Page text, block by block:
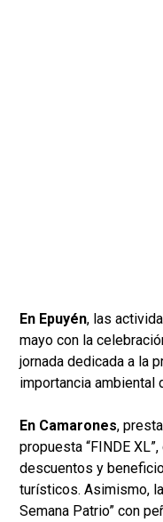
En Epuyén, las
mayo con la
jornada dedicada a la
importancia ambiental
En Camarones,
propuesta “FINDE
descuentos y
turísticos. Asimismo,
Semana Patrio” con